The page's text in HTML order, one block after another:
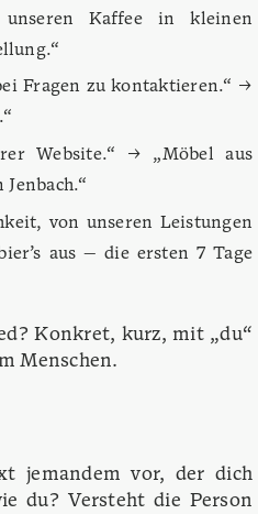
Kaffee in kleinen
Fragen zu kontaktieren.“ →
Website.“ → „Möbel aus
von unseren Leistungen
aus — die ersten 7 Tage
Konkret, kurz, mit „du“
Menschen.
jemandem vor, der dich
du? Versteht die Person